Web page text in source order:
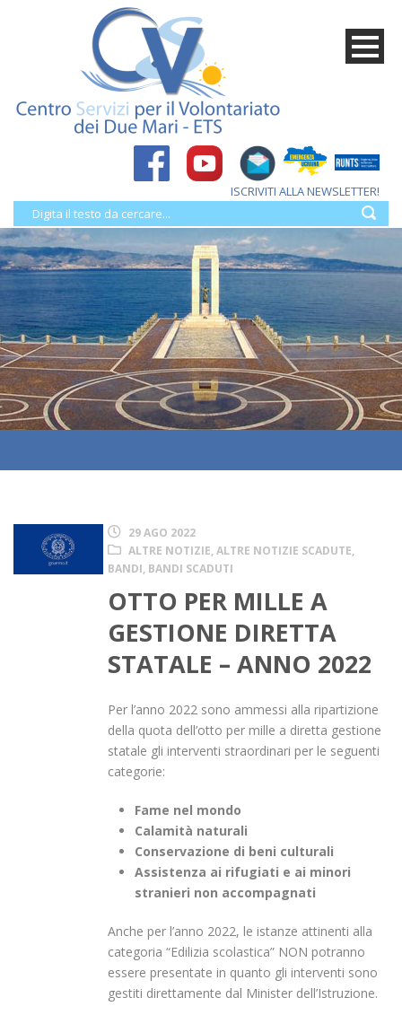
ISCRIVITI ALLA NEWSLETTER!
29 AGO 2022
ALTRE NOTIZIE,ALTRE NOTIZIE SCADUTE,
BANDI, BANDI SCADUTI
OTTO PER MILLE A
GESTIONE DIRETTA
STATALE – ANNO 2022
Per l’anno 2022 sono ammessi alla ripartizione
della quota dell’otto per mille a diretta gestione
statale gli interventi straordinari per le seguenti
categorie:
Fame nel mondo
Calamità naturali
Conservazione di beni culturali
Assistenza ai rifugiati e ai minori
stranieri non accompagnati
Anche per l’anno 2022, le istanze attinenti alla
categoria “Edilizia scolastica” NON potranno
essere presentate in quanto gli interventi sono
gestiti direttamente dal Minister dell’Istruzione.